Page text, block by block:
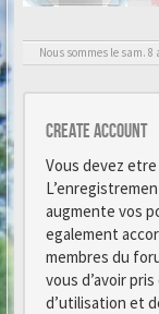
Nous sommes le sam. 8
Create account
Vous devez
augmente vos
egalement
membres du
vous d’avoir
d’utilisation et